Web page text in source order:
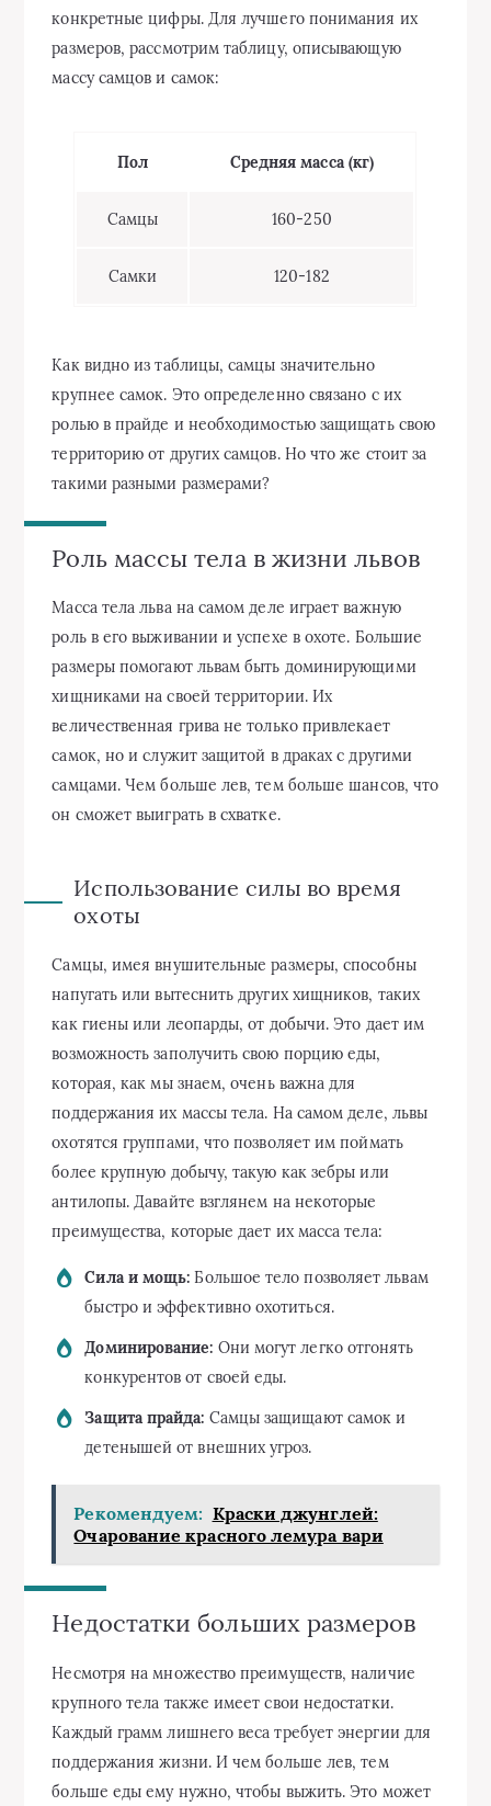
конкретные цифры. Для лучшего понимания их
размеров, рассмотрим таблицу, описывающую
массу самцов и самок:
Пол Средняя масса (кг)
Самцы 160-250
Самки 120-182
Как видно из таблицы, самцы значительно
крупнее самок. Это определенно связано с их
ролью в прайде и необходимостью защищать свою
территорию от других самцов. Но что же стоит за
такими разными размерами?
Роль массы тела в жизни львов
Масса тела льва на самом деле играет важную
роль в его выживании и успехе в охоте. Большие
размеры помогают львам быть доминирующими
хищниками на своей территории. Их
величественная грива не только привлекает
самок, но и служит защитой в драках с другими
самцами. Чем больше лев, тем больше шансов, что
он сможет выиграть в схватке.
Использование силы во время
охоты
Самцы, имея внушительные размеры, способны
напугать или вытеснить других хищников, таких
как гиены или леопарды, от добычи. Это дает им
возможность заполучить свою порцию еды,
которая, как мы знаем, очень важна для
поддержания их массы тела. На самом деле, львы
охотятся группами, что позволяет им поймать
более крупную добычу, такую как зебры или
антилопы. Давайте взглянем на некоторые
преимущества, которые дает их масса тела:
Сила и мощь: Большое тело позволяет львам
быстро и эффективно охотиться.
Доминирование: Они могут легко отгонять
конкурентов от своей еды.
Защита прайда: Самцы защищают самок и
детенышей от внешних угроз.
Рекомендуем: Краски джунглей:
Очарование красного лемура вари
Недостатки больших размеров
Несмотря на множество преимуществ, наличие
крупного тела также имеет свои недостатки.
Каждый грамм лишнего веса требует энергии для
поддержания жизни. И чем больше лев, тем
больше еды ему нужно, чтобы выжить. Это может